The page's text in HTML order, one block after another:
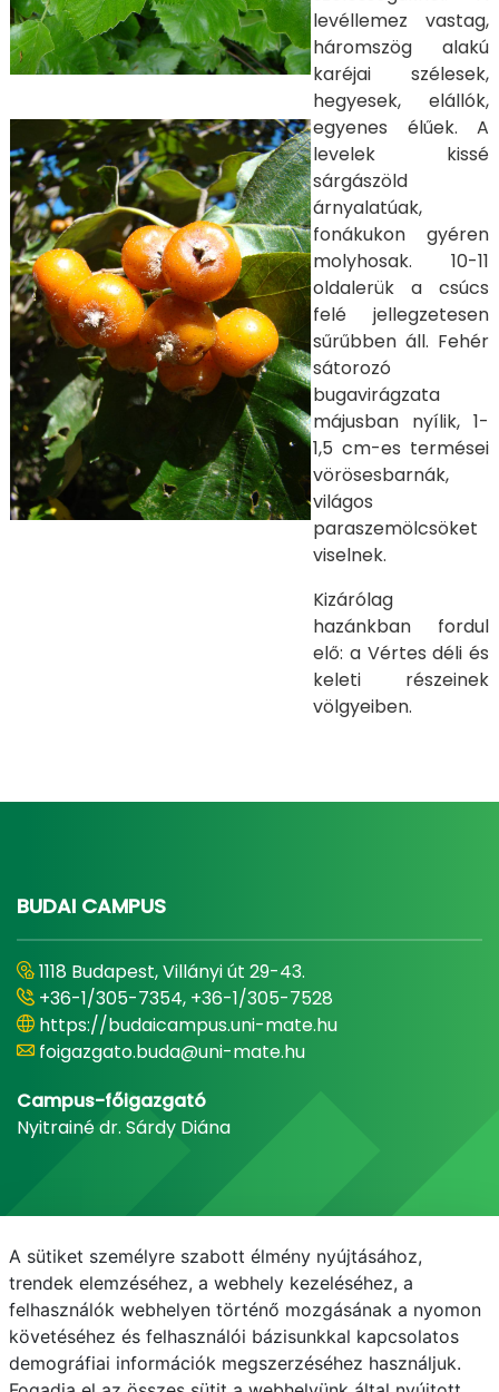
levéllemez vastag,
háromszög alakú
karéjai szélesek,
hegyesek, elállók,
egyenes élűek. A
levelek kissé
sárgászöld
árnyalatúak,
fonákukon gyéren
molyhosak. 10-11
oldalerük a csúcs
felé jellegzetesen
sűrűbben áll. Fehér
sátorozó
bugavirágzata
májusban nyílik, 1-
1,5 cm-es termései
vörösesbarnák,
világos
paraszemölcsöket
viselnek.
Kizárólag
hazánkban fordul
elő: a Vértes déli és
keleti részeinek
völgyeiben.
BUDAI CAMPUS
1118 Budapest, Villányi út 29-43.
+36-1/305-7354, +36-1/305-7528
https://budaicampus.uni-mate.hu
foigazgato.buda@uni-mate.hu
Campus-főigazgató
Nyitrainé dr. Sárdy Diána
E-mail Telefonkönyv NEPTUN E-learning
A sütiket személyre szabott élmény nyújtásához,
trendek elemzéséhez, a webhely kezeléséhez, a
felhasználók webhelyen történő mozgásának a nyomon
követéséhez és felhasználói bázisunkkal kapcsolatos
demográfiai információk megszerzéséhez használjuk.